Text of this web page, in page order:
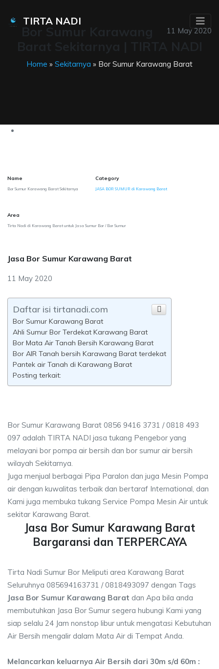
TIRTA NADI
11 May 2020
Home » Sekitarnya » Bor Sumur Karawang Barat
Name
Bor Sumur Karawang Barat Sekitarnya
Category
JASA BOR SUMUR di Karawang Barat
Area
Tirta Nadi di Karawang Barat untuk Jasa Sumur Bor / Bor Sumur
Jasa Bor Sumur Karawang Barat
11 May 2020
Daftar isi tirtanadi.com
Bor Sumur Karawang Barat
Ahli Sumur Bor Terdekat Karawang Barat
Bor Mata Air Tanah Bersih Karawang Barat
Bor AIR Tanah bersih Karawang Barat terdekat
Pantek air Tanah di Karawang Barat
Posting terkait:
Bor Sumur Karawang Barat 0856 9416 3731 / 0818 493
097 adalah TIRTA NADI jasa tukang Pengebor yang
melayani bor pompa air bersih dan bor sumur air bersih
wilayah Sekitarnya.
Juga menjual berbagai Pipa Paralon dan juga Mesin Pompa
air dengan kuwalitas terbaik dan bertaraf International, dan
Kami juga membuka tukang Service Pompa Mesin Air untuk
sekitar Karawang Barat.
Jasa Bor Sumur Karawang Barat
Bargaransi dan TERPERCAYA
Tirta Nadi Sumur Bor Meliputi area Karawang Barat
Seluruhnya 085694163731 / 0818493097 dengan Tags
Jasa Bor Sumur Karawang Barat dan Apa bila anda
membutuhkan Jasa Bor Sumur segera hubungi Kami yang
siap selalu 24 Jam nonstop libur untuk mengatasi Kebutuhan
Air Bersih mengalir dalam Mata Air di Tempat Anda.
Melancarkan keluarnya Air Bersih dari 30m s/d 60m :